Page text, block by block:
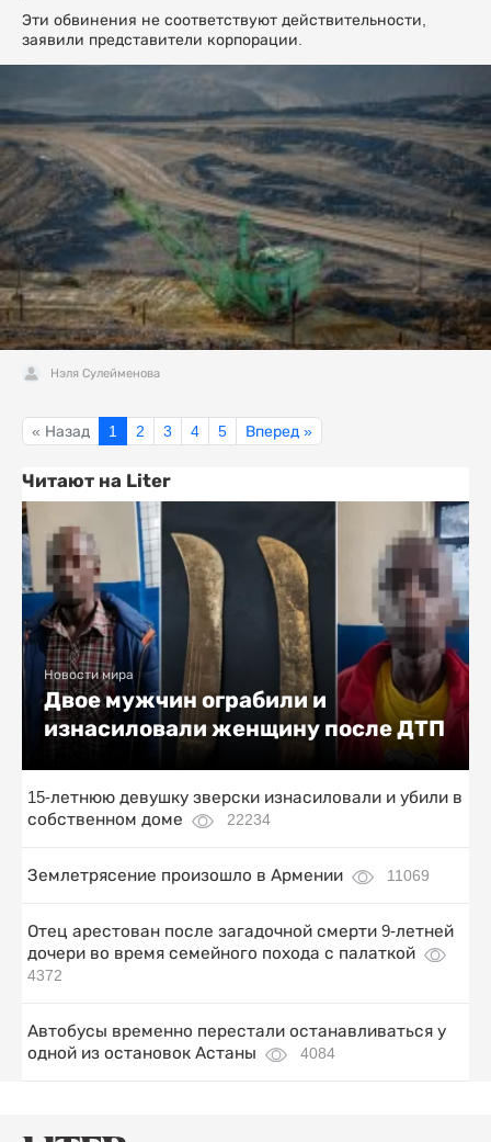
Эти обвинения не соответствуют действительности,
заявили представители корпорации.
Нэля Сулейменова
« Назад 1 2 3 4 5 Вперед »
Читают на Liter
Новости мира
Двое мужчин ограбили и
изнасиловали женщину после ДТП
15-летнюю девушку зверски изнасиловали и убили в
собственном доме
22234
Землетрясение произошло в Армении 11069
Отец арестован после загадочной смерти 9-летней
дочери во время семейного похода с палаткой
4372
Автобусы временно перестали останавливаться у
одной из остановок Астаны
4084